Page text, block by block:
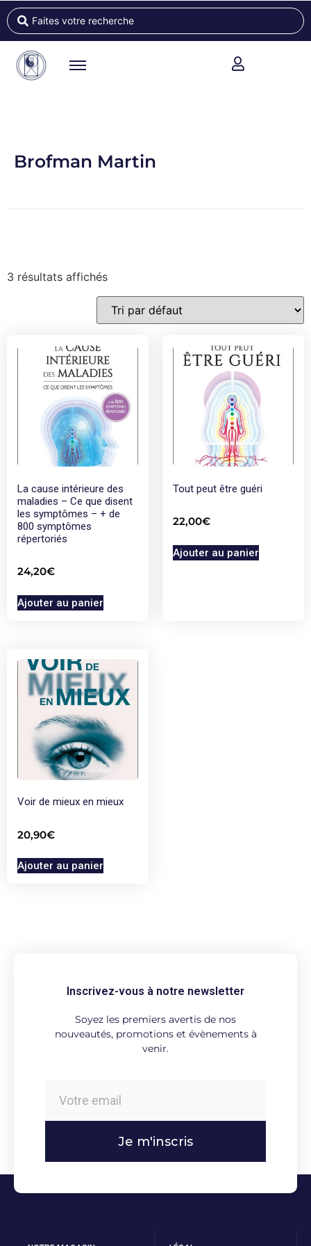
Brofman Martin
3 résultats affichés
La cause intérieure des
maladies – Ce que disent
les symptômes – + de
800 symptômes
répertoriés
24,20€
Ajouter au panier
Tout peut être guéri
22,00€
Ajouter au panier
Voir de mieux en mieux
20,90€
Ajouter au panier
Inscrivez-vous à notre newsletter
Soyez les premiers avertis de nos
nouveautés, promotions et évènements à
venir.
Je m'inscris